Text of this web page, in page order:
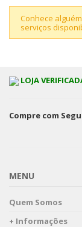
Conhece
serviços
LOJA
Compre com
MENU
Quem Somos
+ Informações